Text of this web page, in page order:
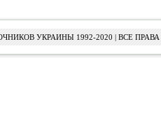
УКРАИНЫ 1992-2020 | ВСЕ